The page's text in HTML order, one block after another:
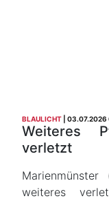
BLAULICHT 03.07.2026
Weiteres
verletzt
weiteres